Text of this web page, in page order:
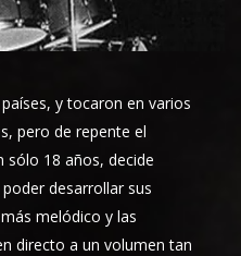
y tocaron en varios
pero de repente el
sólo 18 años, decide
desarrollar sus
melódico y las
directo a un volumen tan